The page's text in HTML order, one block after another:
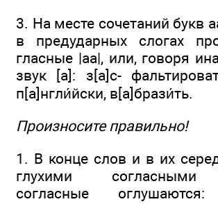
3. На месте сочетаний букв
в предударных слогах
гласные |аа|, или, говоря
звук [а]: з[а]с-
п[а]нгли́йски, в[а]брази́ть.
Произносите правильно!
1. В конце слов и в их
глухими согласными
согласные оглушаются: